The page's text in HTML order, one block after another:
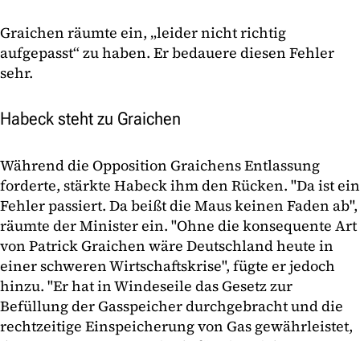
Graichen räumte ein, „leider nicht richtig
aufgepasst“ zu haben. Er bedauere diesen Fehler
sehr.
Habeck steht zu Graichen
Während die Opposition Graichens Entlassung
forderte, stärkte Habeck ihm den Rücken. "Da ist ein
Fehler passiert. Da beißt die Maus keinen Faden ab",
räumte der Minister ein. "Ohne die konsequente Art
von Patrick Graichen wäre Deutschland heute in
einer schweren Wirtschaftskrise", fügte er jedoch
hinzu. "Er hat in Windeseile das Gesetz zur
Befüllung der Gasspeicher durchgebracht und die
rechtzeitige Einspeicherung von Gas gewährleistet,